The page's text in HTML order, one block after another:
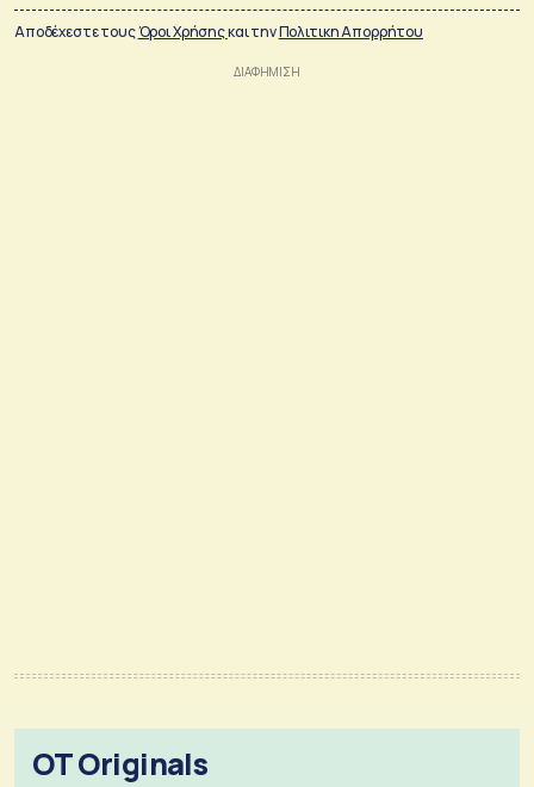
Αποδέχεστε τουςΌροι Χρήσηςκαι τηνΠολιτικη Απορρήτου
OT Originals